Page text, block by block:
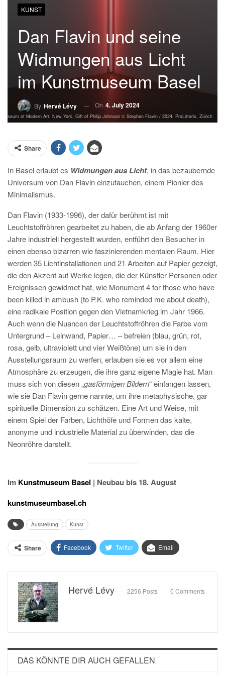
KUNST
Dan Flavin und seine
Widmungen aus Licht
im Kunstmuseum Basel
By Hervé Lévy On 4. July 2024
of Modern Art, New York, Gift of Philip Johnson © Stephen Flavin / 2024, ProLitteris, Zürich
Share
In Basel erlaubt es Widmungen aus Licht, in das bezaubernde
Universum von Dan Flavin einzutauchen, einem Pionier des
Minimalismus.
Dan Flavin (1933-1996), der dafür berühmt ist mit
Leuchtstoffröhren gearbeitet zu haben, die ab Anfang der 1960er
Jahre industriell hergestellt wurden, entführt den Besucher in
einen ebenso bizarren wie faszinierenden mentalen Raum. Hier
werden 35 Lichtinstallationen und 21 Arbeiten auf Papier gezeigt,
die den Akzent auf Werke legen, die der Künstler Personen oder
Ereignissen gewidmet hat, wie Monument 4 for those who have
been killed in ambush (to P.K. who reminded me about death),
eine radikale Position gegen den Vietnamkrieg im Jahr 1966.
Auch wenn die Nuancen der Leuchtstoffröhren die Farbe vom
Untergrund – Leinwand, Papier… – befreien (blau, grün, rot,
rosa, gelb, ultraviolett und vier Weißtöne) um sie in den
Ausstellungsraum zu werfen, erlauben sie es vor allem eine
Atmosphäre zu erzeugen, die ihre ganz eigene Magie hat. Man
muss sich von diesen „gasförmigen Bildern“ einfangen lassen,
wie sie Dan Flavin gerne nannte, um ihre metaphysische, gar
spirituelle Dimension zu schätzen. Eine Art und Weise, mit
einem Spiel der Farben, Lichthöfe und Formen das kalte,
anonyme und industrielle Material zu überwinden, das die
Neonröhre darstellt.
Im Kunstmuseum Basel | Neubau bis 18. August
kunstmuseumbasel.ch
Ausstellung Kunst
Share Facebook Twitter Email
Hervé Lévy 2256 Posts 0 Comments
DAS KÖNNTE DIR AUCH GEFALLEN